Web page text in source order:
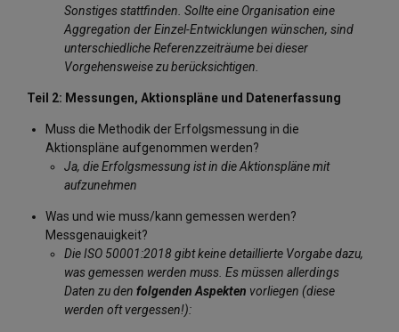
Sonstiges stattfinden. Sollte eine Organisation eine
Aggregation der Einzel-Entwicklungen wünschen, sind
unterschiedliche Referenzzeiträume bei dieser
Vorgehensweise zu berücksichtigen.
Teil 2: Messungen, Aktionspläne und Datenerfassung
Muss die Methodik der Erfolgsmessung in die
Aktionspläne aufgenommen werden?
Ja, die Erfolgsmessung ist in die Aktionspläne mit
aufzunehmen
Was und wie muss/kann gemessen werden?
Messgenauigkeit?
Die ISO 50001:2018 gibt keine detaillierte Vorgabe dazu,
was gemessen werden muss. Es müssen allerdings
Daten zu den folgenden Aspekten vorliegen (diese
werden oft vergessen!):